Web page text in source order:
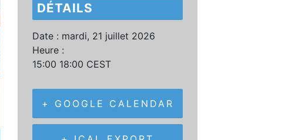
DÉTAILS
Date : mardi, 21 juillet 2026
Heure :
15:00 18:00 CEST
+ GOOGLE CALENDAR